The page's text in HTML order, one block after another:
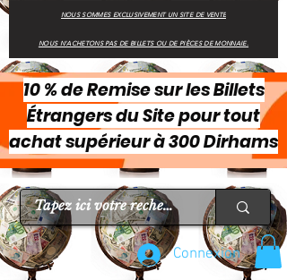
NOUS SOMMES EXCLUSIVEMENT UN SITE DE VENTE
NOUS N'ACHETONS PAS DE BILLETS OU DE PIÈCES DE MONNAIE.
10 % de Remise sur les Billets
Étrangers du Site pour tout
achat supérieur à 300 Dirhams
Connexion